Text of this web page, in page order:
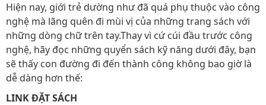
Hiện nay, giới trẻ dường như đã quá phụ thuộc vào công
nghệ mà lãng quên đi mùi vị của những trang sách với
những dòng chữ trên tay.Thay vì cứ cúi đầu trước công
nghệ, hãy đọc những quyển sách kỹ năng dưới đây, bạn
sẽ thấy con đường đi đến thành công không bao giờ là
dễ dàng hơn thế:
LINK ĐẶT SÁCH